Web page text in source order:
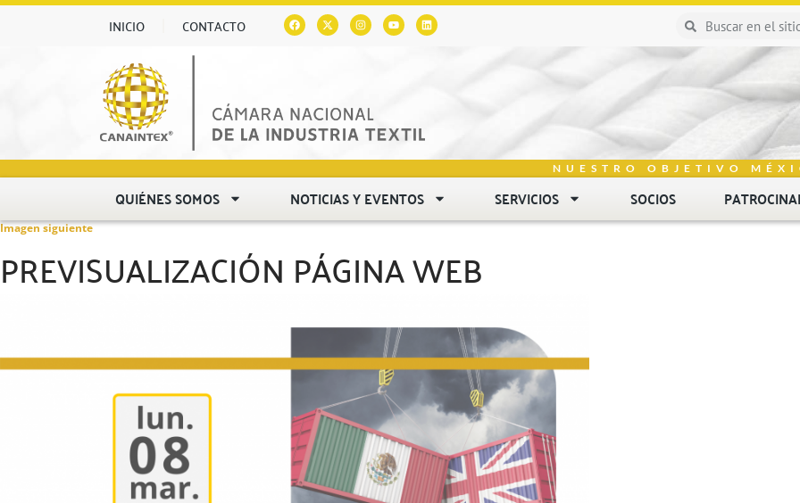
INICIO CONTACTO
NUESTRO OBJETIVO
QUIÉNES SOMOS NOTICIAS Y EVENTOS SERVICIOS SOCIOS
Imagen siguiente
PREVISUALIZACIÓN PÁGINA WEB